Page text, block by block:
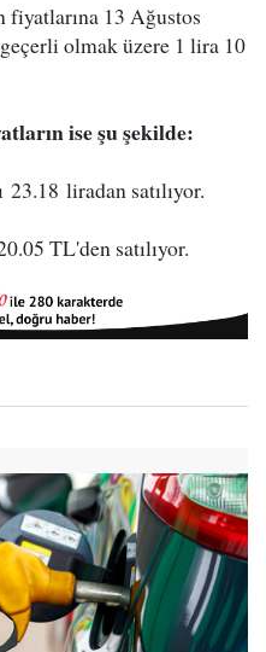
13 Ağustos
olmak üzere 1 lira 10
ise şu şekilde:
liradan satılıyor.
TL'den satılıyor.